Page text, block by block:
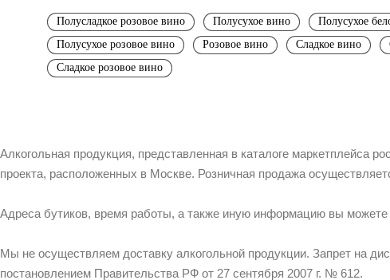
Полусладкое розовое вино Полусухое вино Полусухое
Полусухое розовое вино
Розовое вино Сладкое вино
Сладкое розовое вино
Алкогольная продукция, представленная в каталоге маркетплейса
проекта, расположенных в Москве. Розничная продажа
Адреса бутиков, время работы, а также иную информацию вы можете
Мы не осуществляем доставку алкогольной продукции. Запрет на
постановлением Правительства РФ от 27 сентября 2007 г. № 612.